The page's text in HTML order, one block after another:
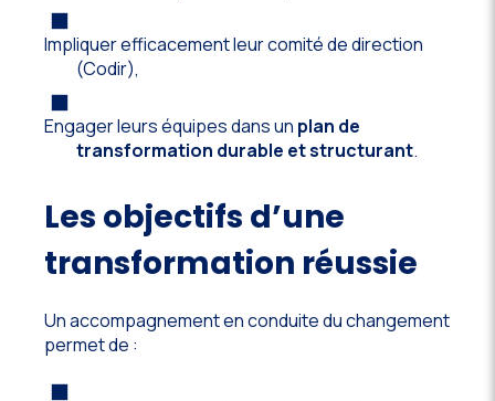
Impliquer efficacement leur comité de direction
(Codir),
Engager leurs équipes dans un plan de
transformation durable et structurant.
Les objectifs d’une
transformation réussie
Un accompagnement en conduite du changement
permet de :